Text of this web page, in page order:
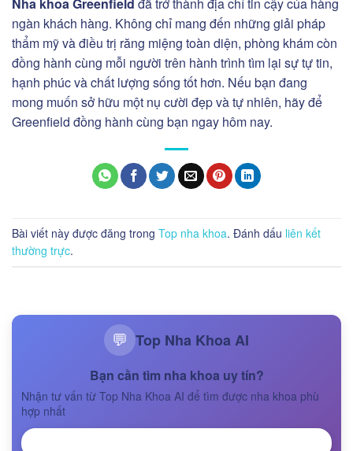
Nha khoa Greenfield đã trở thành địa chỉ tin cậy của hàng
ngàn khách hàng. Không chỉ mang đến những giải pháp
thẩm mỹ và điều trị răng miệng toàn diện, phòng khám còn
đồng hành cùng mỗi người trên hành trình tìm lại sự tự tin,
hạnh phúc và chất lượng sống tốt hơn. Nếu bạn đang
mong muốn sở hữu một nụ cười đẹp và tự nhiên, hãy để
Greenfield đồng hành cùng bạn ngay hôm nay.
Bài viết này được đăng trong Top nha khoa. Đánh dấu liên kết
thường trực.
💬 Top Nha Khoa AI
Bạn cần tìm nha khoa uy tín?
Nhận tư vấn từ Top Nha Khoa AI để tìm được nha khoa phù
hợp nhất